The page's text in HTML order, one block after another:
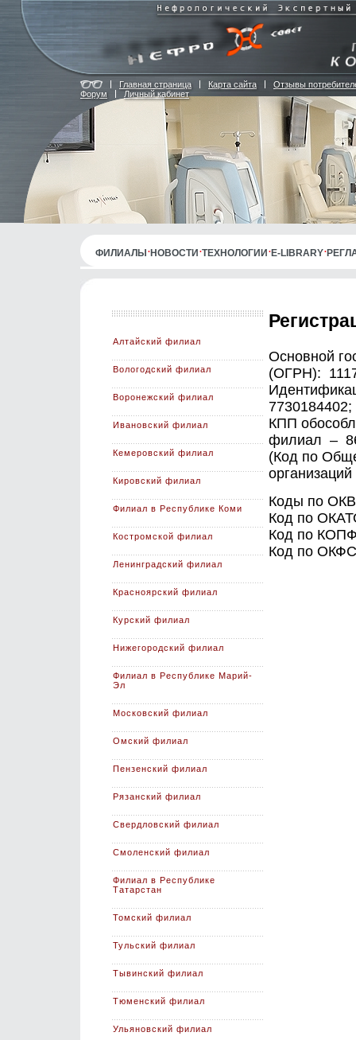
Главная страница Карта сайта
Отзывы
Форум
Личный кабинет
ФИЛИАЛЫ НОВОСТИ ТЕХНОЛОГИИ E-LIBRARY
Основной
(ОГРН):
КПП
филиал –
(Код по
Коды по
Код по
Код по
Код по
Алтайский филиал
Вологодский филиал
Воронежский филиал
Ивановский филиал
Кемеровский филиал
Кировский филиал
Филиал в Республике Коми
Костромской филиал
Ленинградский филиал
Красноярский филиал
Курский филиал
Нижегородский филиал
Филиал в Республике Марий-
Эл
Московский филиал
Омский филиал
Пензенский филиал
Рязанский филиал
Свердловский филиал
Смоленский филиал
Филиал в Республике
Татарстан
Томский филиал
Тульский филиал
Тывинский филиал
Тюменский филиал
Ульяновский филиал